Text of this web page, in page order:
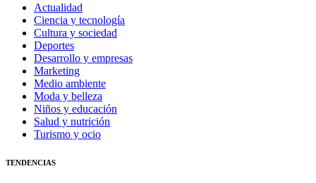
Actualidad
Ciencia y tecnología
Cultura y sociedad
Deportes
Desarrollo y empresas
Marketing
Medio ambiente
Moda y belleza
Niños y educación
Salud y nutrición
Turismo y ocio
TENDENCIAS